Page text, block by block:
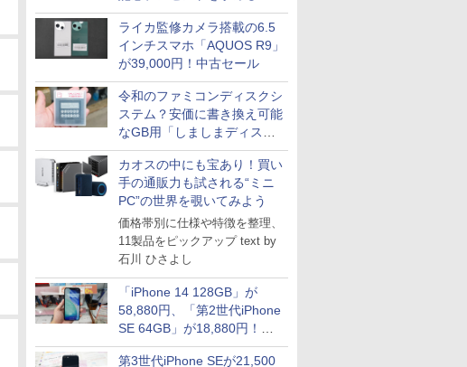
ザーが押し寄せ長蛇の列に
ライカ監修カメラ搭載の6.5
インチスマホ「AQUOS R9」
が39,000円！中古セール
令和のファミコンディスクシ
ステム？安価に書き換え可能
なGB用「しましまディスク
システム」
カオスの中にも宝あり！買い
手の通販力も試される“ミニ
PC”の世界を覗いてみよう
価格帯別に仕様や特徴を整理、
11製品をピックアップ text by
石川 ひさよし
「iPhone 14 128GB」が
58,880円、「第2世代iPhone
SE 64GB」が18,880円！中
古Bランク品セール
第3世代iPhone SEが21,500